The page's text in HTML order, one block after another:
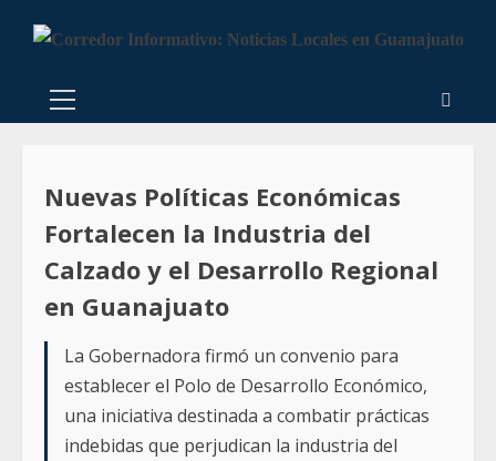
Nuevas Políticas Económicas
Fortalecen la Industria del
Calzado y el Desarrollo Regional
en Guanajuato
La Gobernadora firmó un convenio para
establecer el Polo de Desarrollo Económico,
una iniciativa destinada a combatir prácticas
indebidas que perjudican la industria del